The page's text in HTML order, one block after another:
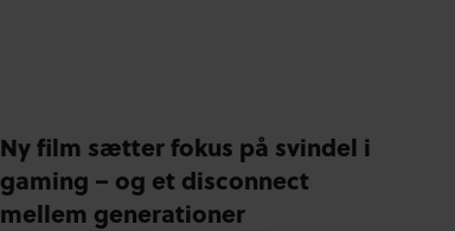
Ny film sætter fokus på svindel i
gaming – og et disconnect
mellem generationer